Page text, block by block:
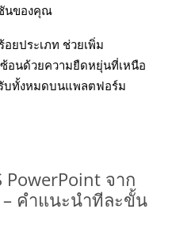
นของคุณ
ยประเภท ช่วยเพิ่ม
อนด้วยความยืดหยุ่นที่เหนือ
บทั้งหมดบนแพลตฟอร์ม
PowerPoint จาก
คำแนะนำทีละขั้น